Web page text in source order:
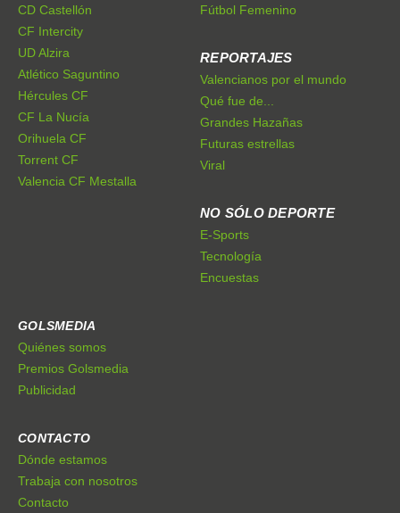
CD Castellón
CF Intercity
UD Alzira
Atlético Saguntino
Hércules CF
CF La Nucía
Orihuela CF
Torrent CF
Valencia CF Mestalla
Fútbol Femenino
REPORTAJES
Valencianos por el mundo
Qué fue de...
Grandes Hazañas
Futuras estrellas
Viral
NO SÓLO DEPORTE
E-Sports
Tecnología
Encuestas
GOLSMEDIA
Quiénes somos
Premios Golsmedia
Publicidad
CONTACTO
Dónde estamos
Trabaja con nosotros
Contacto